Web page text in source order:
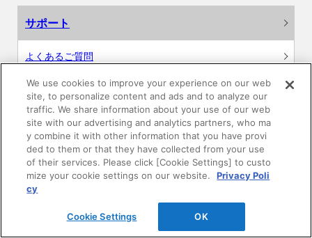
サポート
よくあるご質問
カタログ閲覧・資料請求
各種データダウンロード
WEB見積・各種シミュレーション
交換用部品の購入
修理・点検
We use cookies to improve your experience on our web
site, to personalize content and ads and to analyze our
traffic. We share information about your use of our web
site with our advertising and analytics partners, who ma
y combine it with other information that you have provi
ded to them or that they have collected from your use
of their services. Please click [Cookie Settings] to custo
mize your cookie settings on our website.
Privacy Poli
cy
Cookie Settings OK